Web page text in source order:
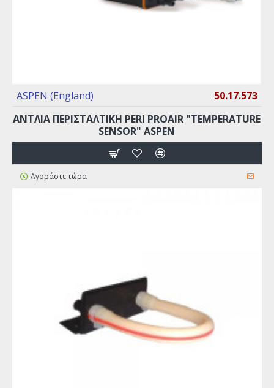
ASPEN (England)
50.17.573
ΑΝΤΛΙΑ ΠΕΡΙΣΤΑΛΤIKΗ PERI PROAIR "TEMPERATURE
SENSOR" ASPEN
Αγοράστε τώρα